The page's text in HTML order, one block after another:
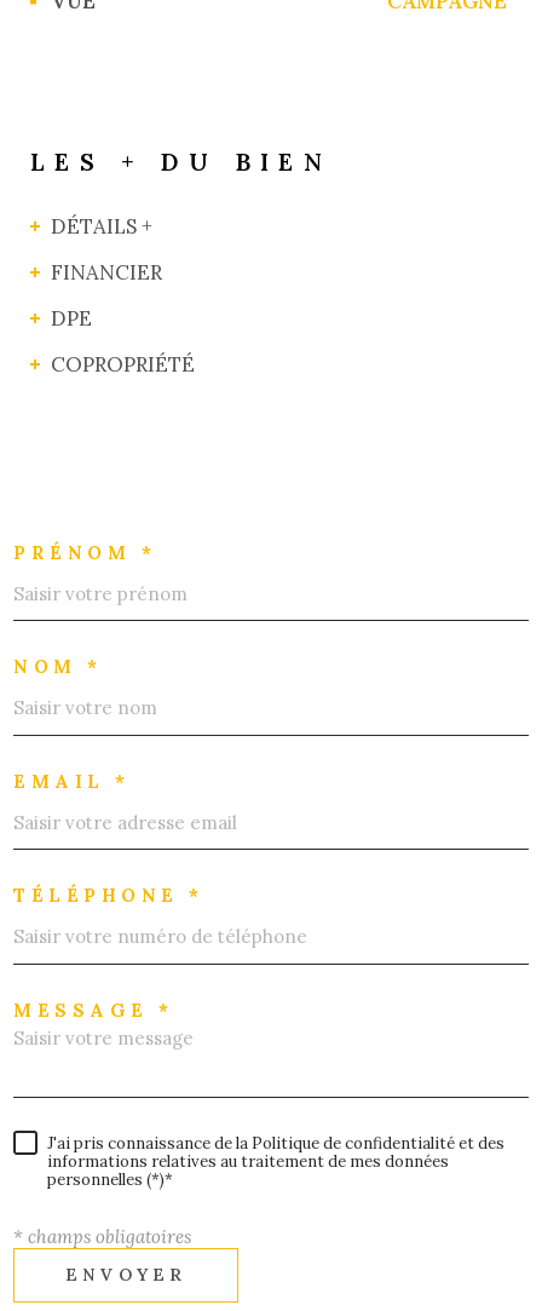
LES + DU BIEN
DÉTAILS +
FINANCIER
DPE
COPROPRIÉTÉ
PRÉNOM *
NOM *
EMAIL *
TÉLÉPHONE *
MESSAGE *
J'ai pris connaissance de la Politique de confidentialité et des
informations relatives au traitement de mes données
personnelles (*)*
* champs obligatoires
ENVOYER